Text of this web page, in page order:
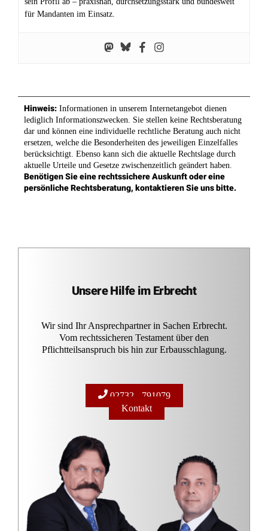
für Mandanten im Einsatz.
Hinweis: Informationen in unserem Internetangebot dienen
lediglich Informationszwecken. Sie stellen keine Rechtsberatung
dar und können eine individuelle rechtliche Beratung auch nicht
ersetzen, welche die Besonderheiten des jeweiligen Einzelfalles
berücksichtigt. Ebenso kann sich die aktuelle Rechtslage durch
aktuelle Urteile und Gesetze zwischenzeitlich geändert haben.
Benötigen Sie eine rechtssichere Auskunft oder eine
persönliche Rechtsberatung, kontaktieren Sie uns bitte.
Unsere Hilfe im Erbrecht
Wir sind Ihr Ansprechpartner in Sachen Erbrecht.
Vom rechtssicheren Testament über den
Pflichtteilsanspruch bis hin zur Erbausschlagung.
02732 - 791079
Kontakt